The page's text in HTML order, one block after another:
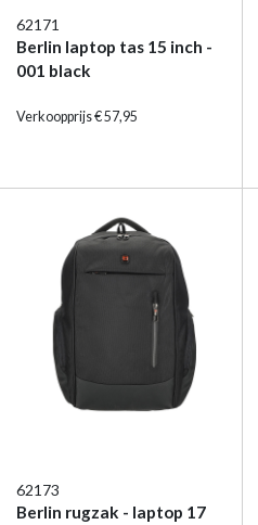
62171
Berlin laptop tas 15 inch -
001 black
Verkoopprijs € 57,95
62173
Berlin rugzak - laptop 17